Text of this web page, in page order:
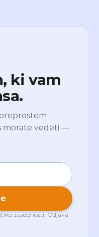
ki vam
morate vedeti —
zasebnosti. Odjava